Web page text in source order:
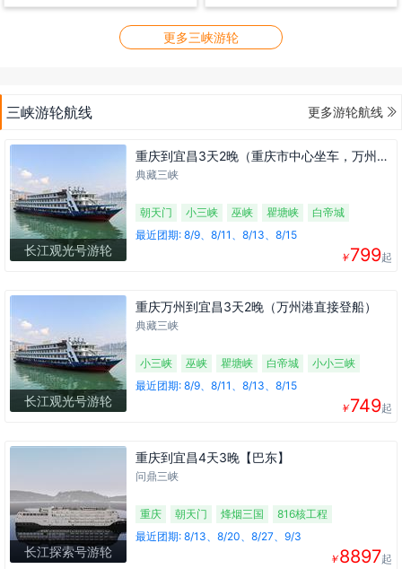
更多三峡游轮
三峡游轮航线 更多游轮航线 
长江观光号游轮
重庆到宜昌3天2晚（重庆市中心坐车，万州港登船）
典藏三峡
朝天门 小三峡 巫峡 瞿塘峡
白帝城
小小三峡
三峡大坝 升船机
最近团期: 8/9、8/11、8/13、8/15
￥799起
长江观光号游轮
重庆万州到宜昌3天2晚（万州港直接登船）
典藏三峡
小三峡 巫峡 瞿塘峡 白帝城
小小三峡
三峡大坝
升船机
最近团期: 8/9、8/11、8/13、8/15
￥749起
长江探索号游轮
重庆到宜昌4天3晚【巴东】
问鼎三峡
重庆 朝天门 烽烟三国
816核工程
白鹤梁水下博物馆
巫峡 瞿塘峡
三峡大坝截流纪念园
最近团期: 8/13、8/20、8/27、9/3
￥8897起